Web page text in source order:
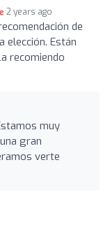
2 years ago
de
elección. Están
recomiendo
muy
gran
verte